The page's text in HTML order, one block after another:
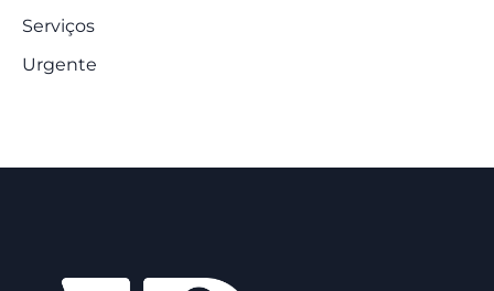
Serviços
Urgente